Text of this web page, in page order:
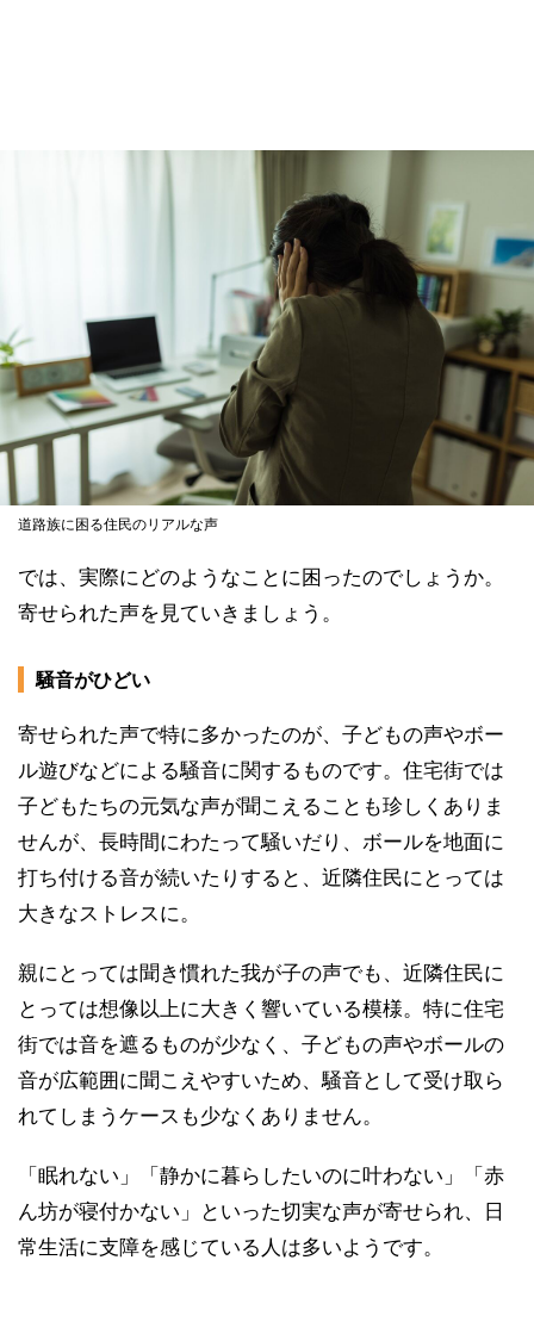
道路族に困る住民のリアルな声
では、実際にどのようなことに困ったのでしょうか。
寄せられた声を見ていきましょう。
騒音がひどい
寄せられた声で特に多かったのが、子どもの声やボー
ル遊びなどによる騒音に関するものです。住宅街では
子どもたちの元気な声が聞こえることも珍しくありま
せんが、長時間にわたって騒いだり、ボールを地面に
打ち付ける音が続いたりすると、近隣住民にとっては
大きなストレスに。
親にとっては聞き慣れた我が子の声でも、近隣住民に
とっては想像以上に大きく響いている模様。特に住宅
街では音を遮るものが少なく、子どもの声やボールの
音が広範囲に聞こえやすいため、騒音として受け取ら
れてしまうケースも少なくありません。
「眠れない」「静かに暮らしたいのに叶わない」「赤
ん坊が寝付かない」といった切実な声が寄せられ、日
常生活に支障を感じている人は多いようです。